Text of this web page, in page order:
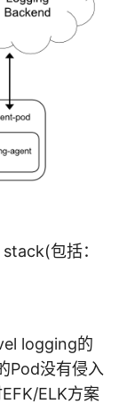
stack(包括：
logging的
Pod没有侵入
ELK方案